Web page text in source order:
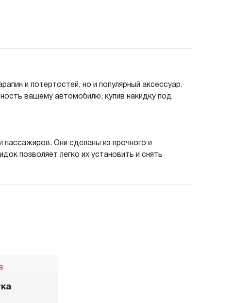
и потертостей, но и популярный аксессуар.
вашему автомобилю, купив накидку под
Они сделаны из прочного и
позволяет легко их установить и снять